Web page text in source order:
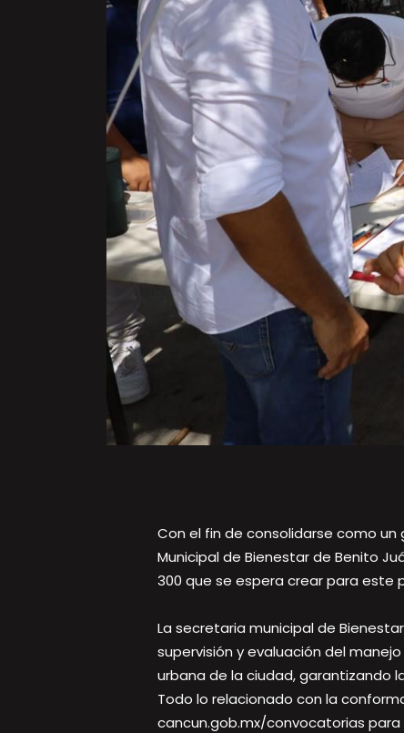
Con el fin de consolidarse como
Municipal de Bienestar de Benito
300 que se espera crear para este
La secretaria municipal de
supervisión y evaluación del
urbana de la ciudad, garantizando
Todo lo relacionado con la
cancun.gob.mx/convocatorias